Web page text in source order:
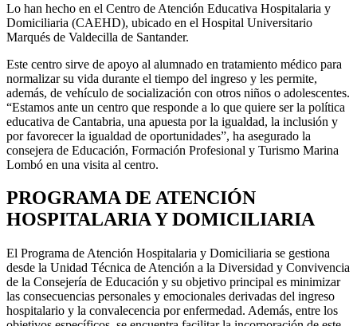
Lo han hecho en el Centro de Atención Educativa Hospitalaria y
Domiciliaria (CAEHD), ubicado en el Hospital Universitario
Marqués de Valdecilla de Santander.
Este centro sirve de apoyo al alumnado en tratamiento médico para
normalizar su vida durante el tiempo del ingreso y les permite,
además, de vehículo de socialización con otros niños o adolescentes.
“Estamos ante un centro que responde a lo que quiere ser la política
educativa de Cantabria, una apuesta por la igualdad, la inclusión y
por favorecer la igualdad de oportunidades”, ha asegurado la
consejera de Educación, Formación Profesional y Turismo Marina
Lombó en una visita al centro.
PROGRAMA DE ATENCIÓN
HOSPITALARIA Y DOMICILIARIA
El Programa de Atención Hospitalaria y Domiciliaria se gestiona
desde la Unidad Técnica de Atención a la Diversidad y Convivencia
de la Consejería de Educación y su objetivo principal es minimizar
las consecuencias personales y emocionales derivadas del ingreso
hospitalario y la convalecencia por enfermedad. Además, entre los